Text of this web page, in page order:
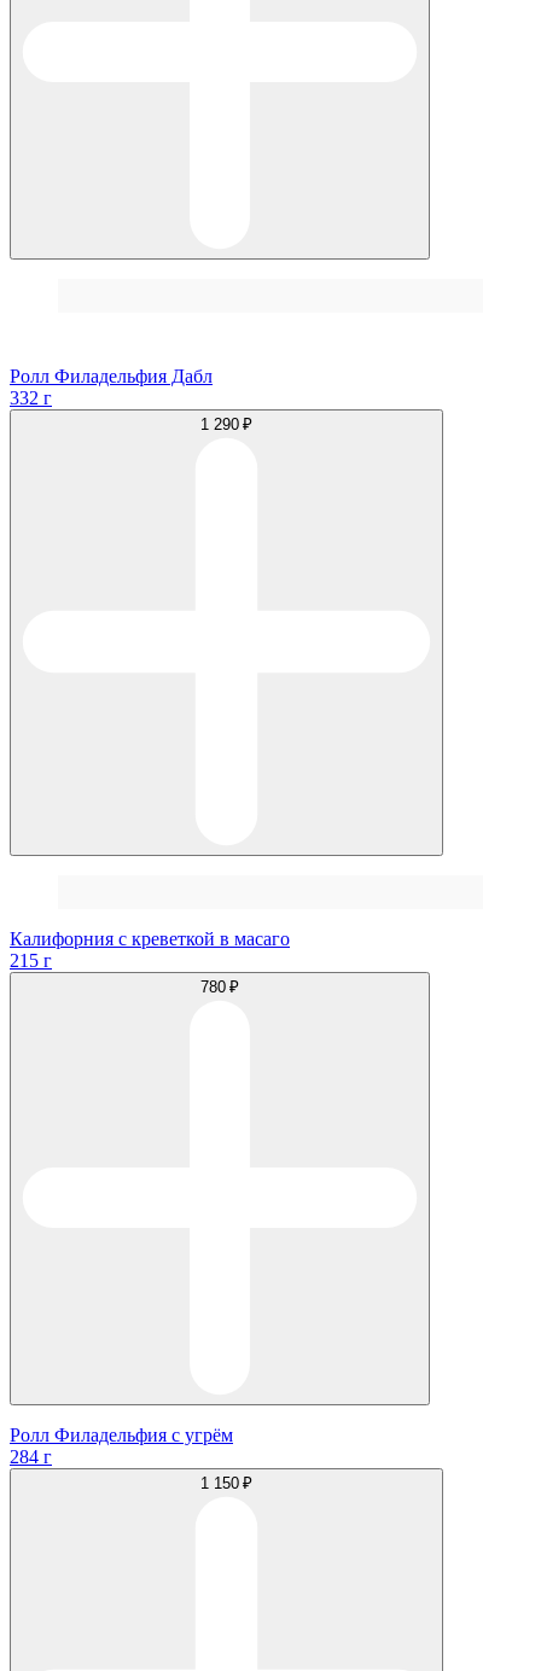
Ролл Филадельфия Дабл
332 г
1 290 ₽
Калифорния с креветкой в масаго
215 г
780 ₽
Ролл Филадельфия с угрём
284 г
1 150 ₽